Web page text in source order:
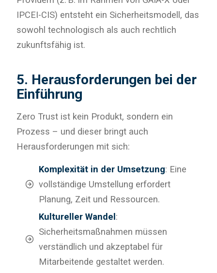
IPCEI-CIS) entsteht ein Sicherheitsmodell, das
sowohl technologisch als auch rechtlich
zukunftsfähig ist.
5. Herausforderungen bei der
Einführung
Zero Trust ist kein Produkt, sondern ein
Prozess – und dieser bringt auch
Herausforderungen mit sich:
Komplexität in der Umsetzung: Eine
vollständige Umstellung erfordert
Planung, Zeit und Ressourcen.
Kultureller Wandel:
Sicherheitsmaßnahmen müssen
verständlich und akzeptabel für
Mitarbeitende gestaltet werden.